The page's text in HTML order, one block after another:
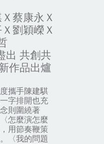
蔡康永Ｘ
劉穎嶸Ｘ
出 共創共
作品出爐
攜手陳建騏
字排開也充
則圍繞著
〈怎麼演怎麼
，用節奏鞭策
〈我的問題